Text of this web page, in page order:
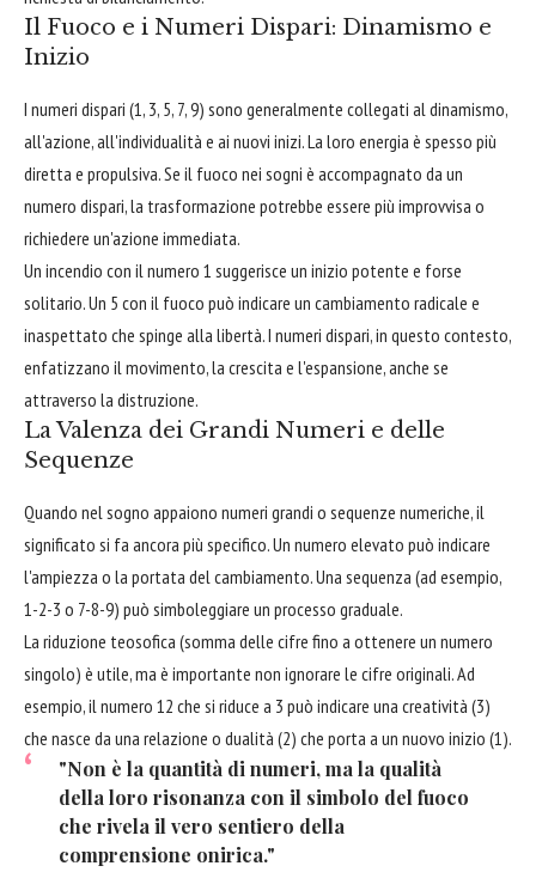
Il Fuoco e i Numeri Dispari: Dinamismo e
Inizio
I numeri dispari (1, 3, 5, 7, 9) sono generalmente collegati al dinamismo,
all'azione, all'individualità e ai nuovi inizi. La loro energia è spesso più
diretta e propulsiva. Se il fuoco nei sogni è accompagnato da un
numero dispari, la trasformazione potrebbe essere più improvvisa o
richiedere un'azione immediata.
Un incendio con il numero 1 suggerisce un inizio potente e forse
solitario. Un 5 con il fuoco può indicare un cambiamento radicale e
inaspettato che spinge alla libertà. I numeri dispari, in questo contesto,
enfatizzano il movimento, la crescita e l'espansione, anche se
attraverso la distruzione.
La Valenza dei Grandi Numeri e delle
Sequenze
Quando nel sogno appaiono numeri grandi o sequenze numeriche, il
significato si fa ancora più specifico. Un numero elevato può indicare
l'ampiezza o la portata del cambiamento. Una sequenza (ad esempio,
1-2-3 o 7-8-9) può simboleggiare un processo graduale.
La riduzione teosofica (somma delle cifre fino a ottenere un numero
singolo) è utile, ma è importante non ignorare le cifre originali. Ad
esempio, il numero 12 che si riduce a 3 può indicare una creatività (3)
che nasce da una relazione o dualità (2) che porta a un nuovo inizio (1).
"Non è la quantità di numeri, ma la qualità
della loro risonanza con il simbolo del fuoco
che rivela il vero sentiero della
comprensione onirica."